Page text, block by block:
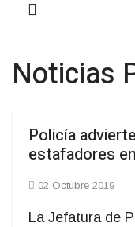
Noticias
Policía
estafadores
02 Octubre 2019
La Jefatura de